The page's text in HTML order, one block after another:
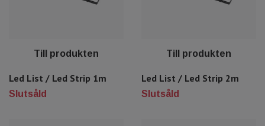
Till produkten
Led List / Led Strip 1m
Slutsåld
Till produkten
Led List / Led Strip 2m
Slutsåld